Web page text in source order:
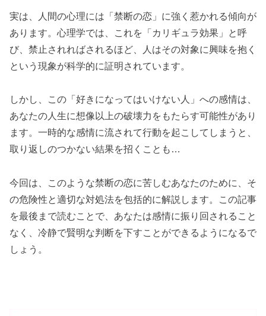
実は、人間の心理には「禁断の恋」に強く惹かれる傾向が
あります。心理学では、これを「カリギュラ効果」と呼
び、禁止されればされるほど、人はその対象に興味を抱く
という現象が科学的に証明されています。
しかし、この「好きになってはいけない人」への感情は、
あなたの人生に想像以上の破壊力をもたらす可能性があり
ます。一時的な感情に流されて行動を起こしてしまうと、
取り返しのつかない結果を招くことも…
今回は、このような禁断の恋に苦しむあなたのために、そ
の危険性と適切な対処法を包括的に解説します。この記事
を最後まで読むことで、あなたは感情に振り回されること
なく、冷静で賢明な判断を下すことができるようになるで
しょう。